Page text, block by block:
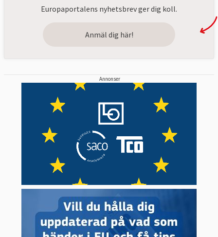
Europaportalens nyhetsbrev ger dig koll.
Anmäl dig här!
Annonser